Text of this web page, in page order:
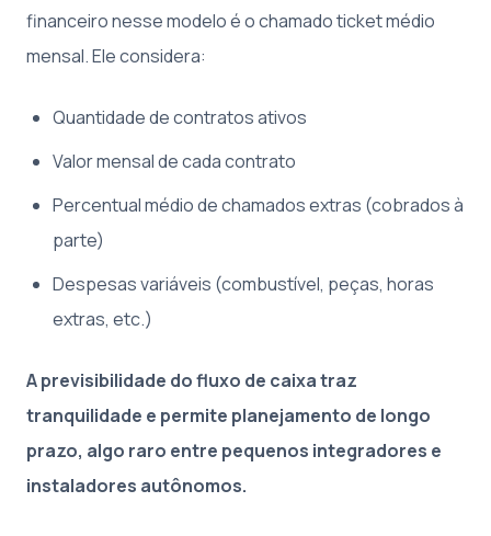
financeiro nesse modelo é o chamado ticket médio
mensal. Ele considera:
Quantidade de contratos ativos
Valor mensal de cada contrato
Percentual médio de chamados extras (cobrados à
parte)
Despesas variáveis (combustível, peças, horas
extras, etc.)
A previsibilidade do fluxo de caixa traz
tranquilidade e permite planejamento de longo
prazo, algo raro entre pequenos integradores e
instaladores autônomos.